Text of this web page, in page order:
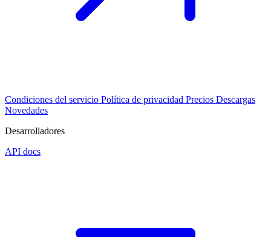
Condiciones del servicio Política de privacidad Precios Descargas
Novedades
Desarrolladores
API docs